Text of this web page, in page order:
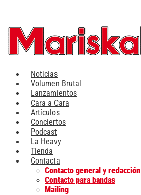
contenido
Noticias
Volumen Brutal
Lanzamientos
Cara a Cara
Artículos
Conciertos
Podcast
La Heavy
Tienda
Contacta
Contacto general y redacción
Contacto para bandas
Mailing